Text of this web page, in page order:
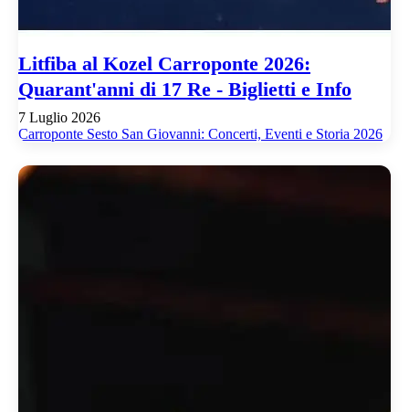
Litfiba al Kozel Carroponte 2026:
Quarant'anni di 17 Re - Biglietti e Info
7 Luglio 2026
Carroponte Sesto San Giovanni: Concerti, Eventi e Storia 2026